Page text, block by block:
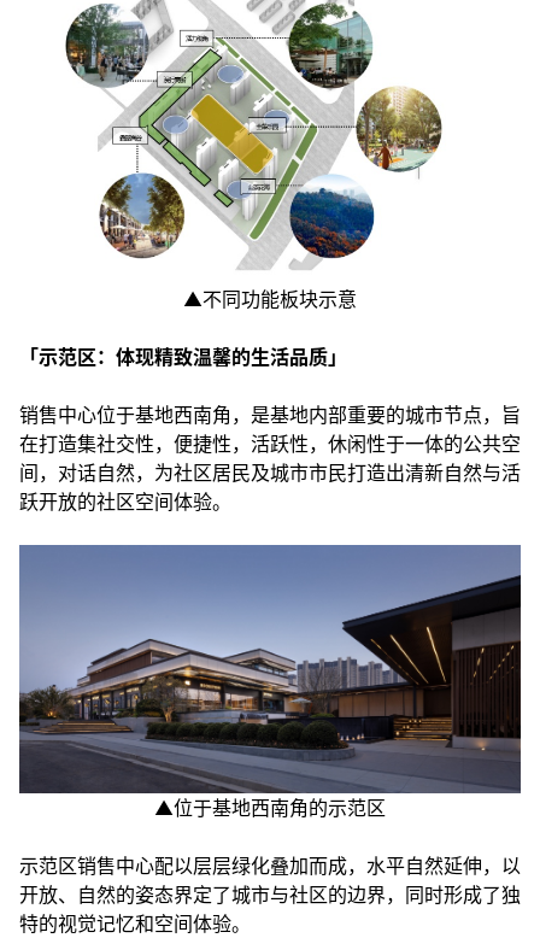
▲不同功能板块示意
「示范区：体现精致温馨的生活品质」
销售中心位于基地西南角，是基地内部重要的城市节点，旨
在打造集社交性，便捷性，活跃性，休闲性于一体的公共空
间，对话自然，为社区居民及城市市民打造出清新自然与活
跃开放的社区空间体验。
▲位于基地西南角的示范区
示范区销售中心配以层层绿化叠加而成，水平自然延伸，以
开放、自然的姿态界定了城市与社区的边界，同时形成了独
特的视觉记忆和空间体验。